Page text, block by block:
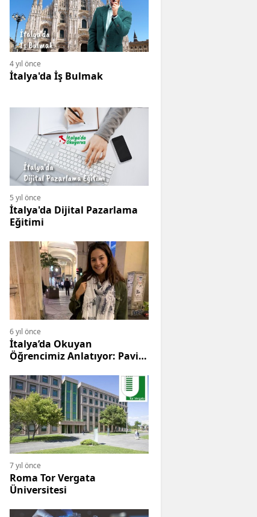
4 yıl önce
İtalya'da İş Bulmak
5 yıl önce
İtalya'da Dijital Pazarlama
Eğitimi
6 yıl önce
İtalya’da Okuyan
Öğrencimiz Anlatıyor: Pavia
7 yıl önce
Roma Tor Vergata
Üniversitesi